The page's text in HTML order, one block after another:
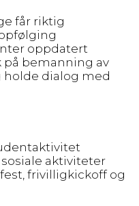
får riktig
oppdatert
på bemanning av
holde dialog med
aktiviteter
frivilligkickoff og